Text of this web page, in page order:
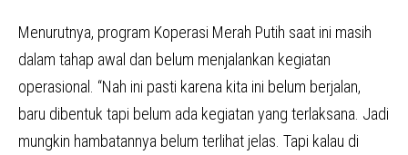
Menurutnya, program Koperasi Merah Putih saat ini masih
dalam tahap awal dan belum menjalankan kegiatan
operasional. “Nah ini pasti karena kita ini belum berjalan,
baru dibentuk tapi belum ada kegiatan yang terlaksana. Jadi
mungkin hambatannya belum terlihat jelas. Tapi kalau di